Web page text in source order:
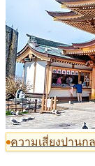
ความเสี่ยงปานก